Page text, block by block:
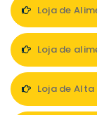
Loja de
Loja de
Loja de